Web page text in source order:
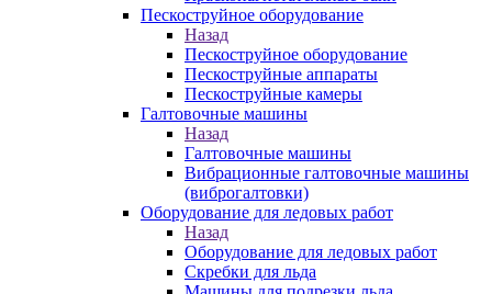
Пескоструйное оборудование
Назад
Пескоструйное оборудование
Пескоструйные аппараты
Пескоструйные камеры
Галтовочные машины
Назад
Галтовочные машины
Вибрационные галтовочные машины
(виброгалтовки)
Оборудование для ледовых работ
Назад
Оборудование для ледовых работ
Скребки для льда